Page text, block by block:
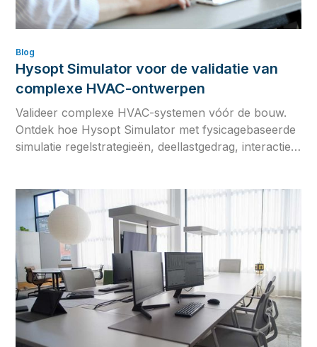
Blog
Hysopt Simulator voor de validatie van
complexe HVAC-ontwerpen
Valideer complexe HVAC-systemen vóór de bouw.
Ontdek hoe Hysopt Simulator met fysicagebaseerde
simulatie regelstrategieën, deellastgedrag, interacties